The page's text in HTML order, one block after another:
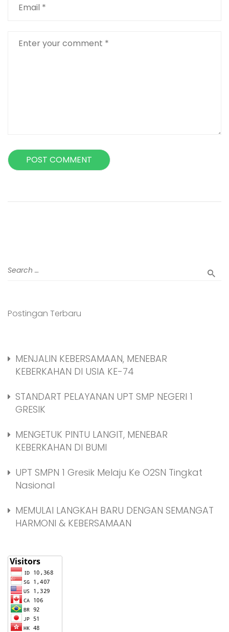
Postingan Terbaru
MENJALIN KEBERSAMAAN, MENEBAR
KEBERKAHAN DI USIA KE-74
STANDART PELAYANAN UPT SMP NEGERI 1
GRESIK
MENGETUK PINTU LANGIT, MENEBAR
KEBERKAHAN DI BUMI
UPT SMPN 1 Gresik Melaju Ke O2SN Tingkat
Nasional
MEMULAI LANGKAH BARU DENGAN SEMANGAT
HARMONI & KEBERSAMAAN